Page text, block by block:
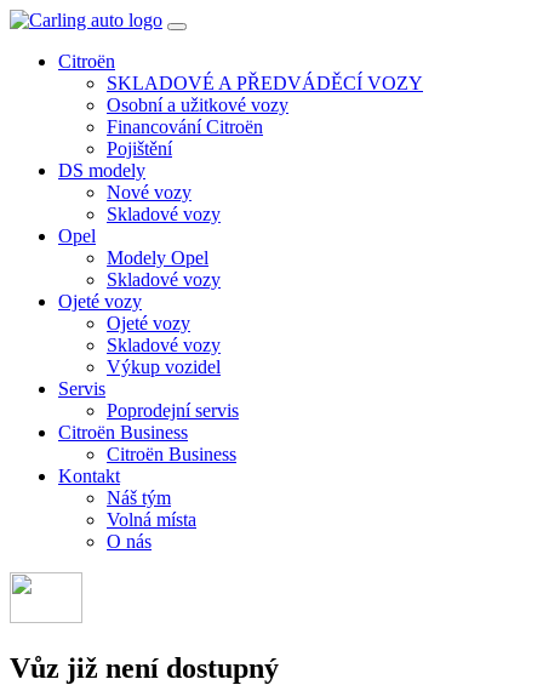
Toggle
Citroën
SKLADOVÉ A PŘEDVÁDĚCÍ VOZY
Osobní a užitkové vozy
Financování Citroën
Pojištění
DS modely
Nové vozy
Skladové vozy
Opel
Modely Opel
Skladové vozy
Ojeté vozy
Ojeté vozy
Skladové vozy
Výkup vozidel
Servis
Poprodejní servis
Citroën Business
Citroën Business
Kontakt
Náš tým
Volná místa
O nás
Vůz již není dostupný